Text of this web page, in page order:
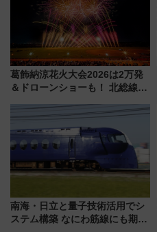
葛飾納涼花火大会2026は2万発
＆ドローンショーも！ 北総線を
車、観覧スポット情報と周辺観
光まとめ（7/28開催）
南海・日立と量子技術活用でシ
ステム構築 なにわ筋線にも期待